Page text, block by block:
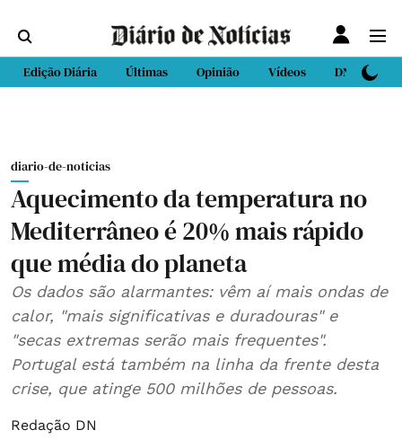
Edição Diária Últimas Opinião Vídeos DN Sport
diario-de-noticias
Aquecimento da temperatura no
Mediterrâneo é 20% mais rápido
que média do planeta
Os dados são alarmantes: vêm aí mais ondas de
calor, "mais significativas e duradouras" e
"secas extremas serão mais frequentes".
Portugal está também na linha da frente desta
crise, que atinge 500 milhões de pessoas.
Redação DN